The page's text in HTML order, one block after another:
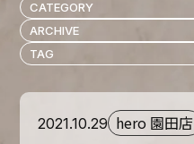
2021.10.29 hero 園田店